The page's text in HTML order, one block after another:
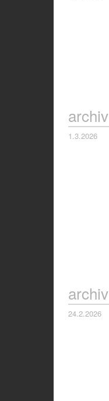
archiv
1.3.2026
archiv
24.2.2026